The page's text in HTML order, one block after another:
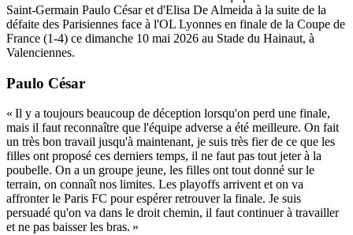
Saint-Germain Paulo César et d'Elisa De Almeida à la suite de la
défaite des Parisiennes face à l'OL Lyonnes en finale de la Coupe de
France (1-4) ce dimanche 10 mai 2026 au Stade du Hainaut, à
Valenciennes.
Paulo César
« Il y a toujours beaucoup de déception lorsqu'on perd une finale,
mais il faut reconnaître que l'équipe adverse a été meilleure. On fait
un très bon travail jusqu'à maintenant, je suis très fier de ce que les
filles ont proposé ces derniers temps, il ne faut pas tout jeter à la
poubelle. On a un groupe jeune, les filles ont tout donné sur le
terrain, on connaît nos limites. Les playoffs arrivent et on va
affronter le Paris FC pour espérer retrouver la finale. Je suis
persuadé qu'on va dans le droit chemin, il faut continuer à travailler
et ne pas baisser les bras. »